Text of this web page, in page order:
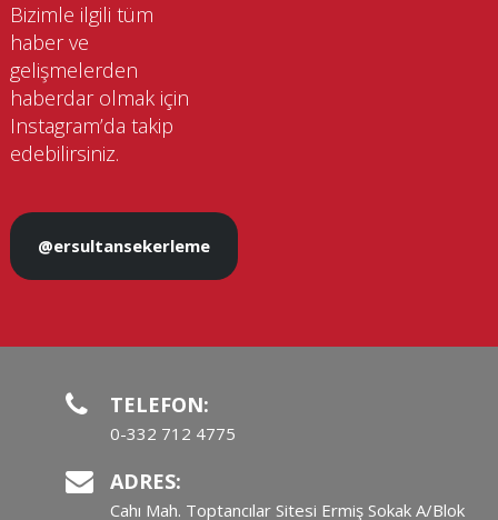
Bizimle ilgili tüm
haber ve
gelişmelerden
haberdar olmak için
Instagram’da takip
edebilirsiniz.
@ersultansekerleme
TELEFON:
0-332 712 4775
ADRES:
Cahı Mah. Toptancılar Sitesi Ermiş Sokak A/Blok